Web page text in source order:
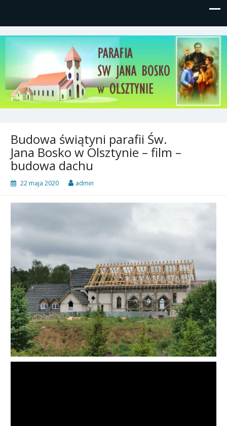
Parafia św, Jana Bosko w
Olsztynie
Gutkowo, ul. Żółkiewskiego 1
Budowa świątyni parafii Św.
Jana Bosko w Olsztynie – film –
budowa dachu
22 maja 2020 admin